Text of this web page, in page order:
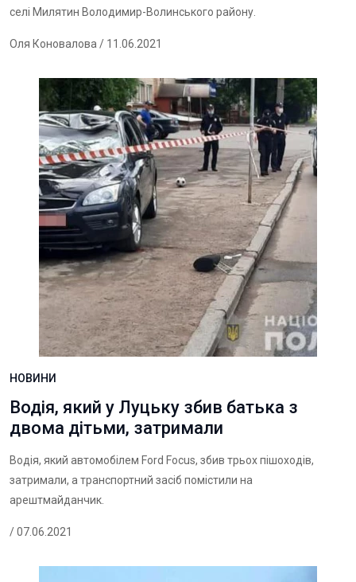
селі Милятин Володимир-Волинського району.
Оля Коновалова / 11.06.2021
НОВИНИ
Водія, який у Луцьку збив батька з
двома дітьми, затримали
Водія, який автомобілем Ford Focus, збив трьох пішоходів,
затримали, а транспортний засіб помістили на
арештмайданчик.
/ 07.06.2021